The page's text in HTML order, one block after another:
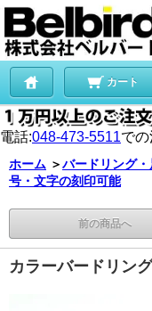
カート
電話:048-473-5511での
ホーム ＞バードリング・
号・文字の刻印可能
前の商品へ
カラーバードリン